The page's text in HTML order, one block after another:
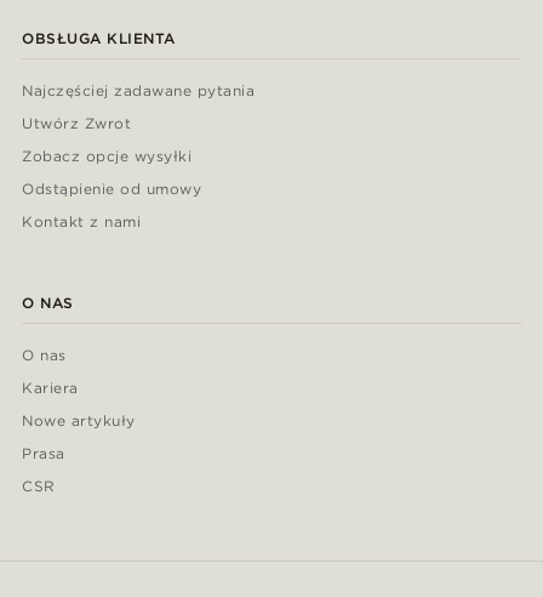
OBSŁUGA KLIENTA
Najczęściej zadawane pytania
Utwórz Zwrot
Zobacz opcje wysyłki
Odstąpienie od umowy
Kontakt z nami
O NAS
O nas
Kariera
Nowe artykuły
Prasa
CSR